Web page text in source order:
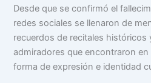
Desde que se confirmó el
redes sociales se llenaron de
recuerdos de recitales
admiradores que encontraron
forma de expresión e identidad